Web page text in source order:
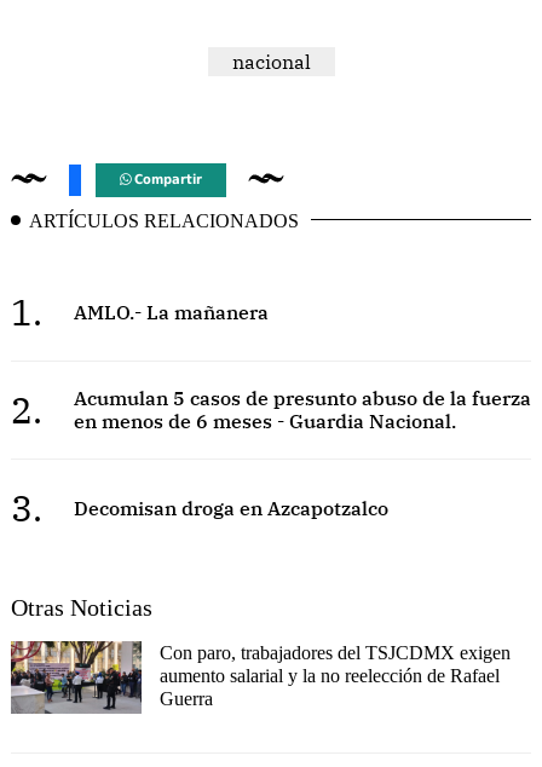
nacional
Compartir
ARTÍCULOS RELACIONADOS
1. AMLO.- La mañanera
2.
Acumulan 5 casos de presunto abuso de la fuerza
en menos de 6 meses - Guardia Nacional.
3. Decomisan droga en Azcapotzalco
Otras Noticias
Con paro, trabajadores del TSJCDMX exigen
aumento salarial y la no reelección de Rafael
Guerra